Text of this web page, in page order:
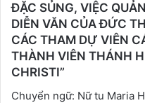
ĐẶC SỦNG, VIỆC
DIỄN VĂN CỦA ĐỨC
CÁC THAM DỰ VIÊN
THÀNH VIÊN THÁNH
CHRISTI”
Chuyển ngữ: Nữ tu Maria